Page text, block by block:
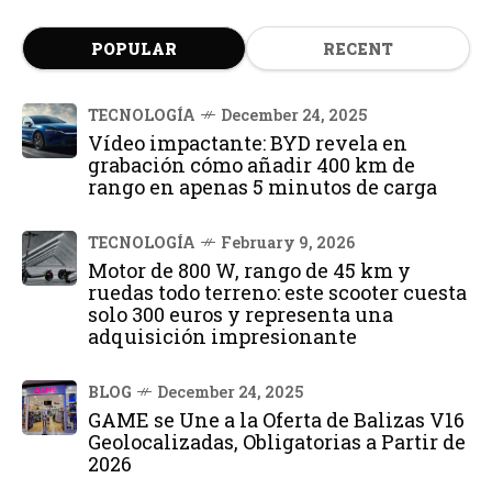
POPULAR RECENT
TECNOLOGÍA December 24, 2025
Vídeo impactante: BYD revela en
grabación cómo añadir 400 km de
rango en apenas 5 minutos de carga
TECNOLOGÍA February 9, 2026
Motor de 800 W, rango de 45 km y
ruedas todo terreno: este scooter cuesta
solo 300 euros y representa una
adquisición impresionante
BLOG December 24, 2025
GAME se Une a la Oferta de Balizas V16
Geolocalizadas, Obligatorias a Partir de
2026